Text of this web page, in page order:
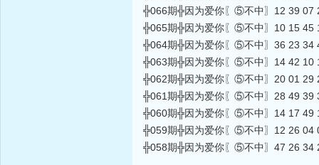
╬066期╬因为爱你〖⑤不中〗12 39 07
╬065期╬因为爱你〖⑤不中〗10 15 45
╬064期╬因为爱你〖⑤不中〗36 23 34
╬063期╬因为爱你〖⑤不中〗14 42 10
╬062期╬因为爱你〖⑤不中〗20 01 29
╬061期╬因为爱你〖⑤不中〗28 49 39
╬060期╬因为爱你〖⑤不中〗14 17 49
╬059期╬因为爱你〖⑤不中〗12 26 04
╬058期╬因为爱你〖⑤不中〗47 26 34